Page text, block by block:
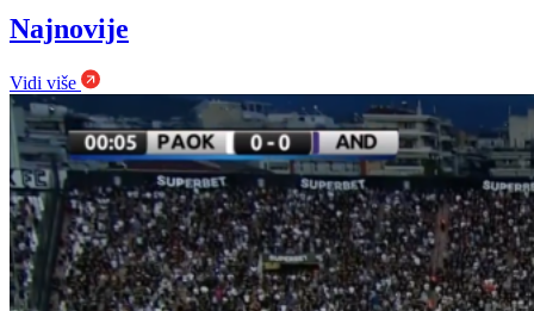
Najnovije
Vidi više